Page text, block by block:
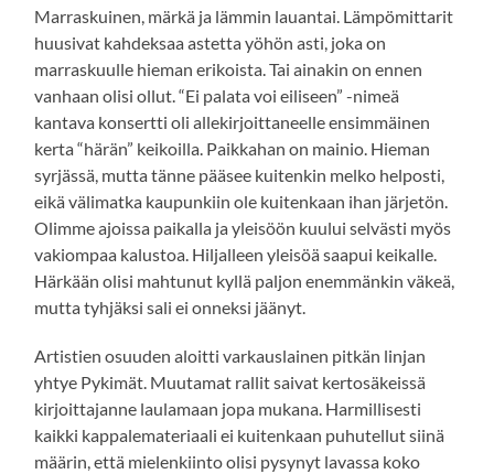
Marraskuinen, märkä ja lämmin lauantai. Lämpömittarit
huusivat kahdeksaa astetta yöhön asti, joka on
marraskuulle hieman erikoista. Tai ainakin on ennen
vanhaan olisi ollut. “Ei palata voi eiliseen” -nimeä
kantava konsertti oli allekirjoittaneelle ensimmäinen
kerta “härän” keikoilla. Paikkahan on mainio. Hieman
syrjässä, mutta tänne pääsee kuitenkin melko helposti,
eikä välimatka kaupunkiin ole kuitenkaan ihan järjetön.
Olimme ajoissa paikalla ja yleisöön kuului selvästi myös
vakiompaa kalustoa. Hiljalleen yleisöä saapui keikalle.
Härkään olisi mahtunut kyllä paljon enemmänkin väkeä,
mutta tyhjäksi sali ei onneksi jäänyt.
Artistien osuuden aloitti varkauslainen pitkän linjan
yhtye Pykimät. Muutamat rallit saivat kertosäkeissä
kirjoittajanne laulamaan jopa mukana. Harmillisesti
kaikki kappalemateriaali ei kuitenkaan puhutellut siinä
määrin, että mielenkiinto olisi pysynyt lavassa koko